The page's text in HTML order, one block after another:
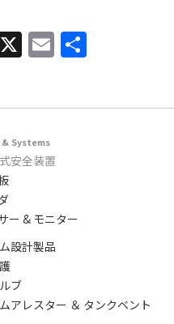
X Email
Systems
安全装置
ー & モニター
設計製品
ブ
アレスター ＆ タンクベント